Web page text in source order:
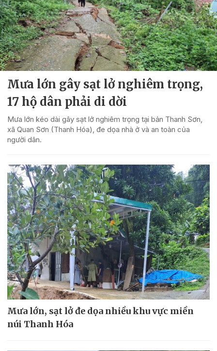
Mưa lớn gây sạt lở nghiêm trọng,
17 hộ dân phải di dời
Mưa lớn kéo dài gây sạt lở nghiêm trọng tại bản Thanh Sơn,
xã Quan Sơn (Thanh Hóa), đe dọa nhà ở và an toàn của
người dân.
Mưa lớn, sạt lở đe dọa nhiều khu vực miền
núi Thanh Hóa